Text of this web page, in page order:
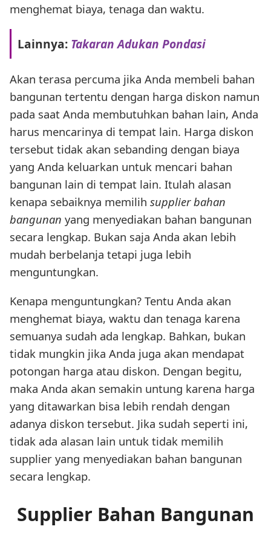
menghemat biaya, tenaga dan waktu.
Lainnya: Takaran Adukan Pondasi
Akan terasa percuma jika Anda membeli bahan
bangunan tertentu dengan harga diskon namun
pada saat Anda membutuhkan bahan lain, Anda
harus mencarinya di tempat lain. Harga diskon
tersebut tidak akan sebanding dengan biaya
yang Anda keluarkan untuk mencari bahan
bangunan lain di tempat lain. Itulah alasan
kenapa sebaiknya memilih supplier bahan
bangunan yang menyediakan bahan bangunan
secara lengkap. Bukan saja Anda akan lebih
mudah berbelanja tetapi juga lebih
menguntungkan.
Kenapa menguntungkan? Tentu Anda akan
menghemat biaya, waktu dan tenaga karena
semuanya sudah ada lengkap. Bahkan, bukan
tidak mungkin jika Anda juga akan mendapat
potongan harga atau diskon. Dengan begitu,
maka Anda akan semakin untung karena harga
yang ditawarkan bisa lebih rendah dengan
adanya diskon tersebut. Jika sudah seperti ini,
tidak ada alasan lain untuk tidak memilih
supplier yang menyediakan bahan bangunan
secara lengkap.
Supplier Bahan Bangunan